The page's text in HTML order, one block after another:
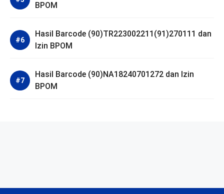
BPOM
Hasil Barcode (90)TR223002211(91)270111 dan
Izin BPOM
Hasil Barcode (90)NA18240701272 dan Izin
BPOM